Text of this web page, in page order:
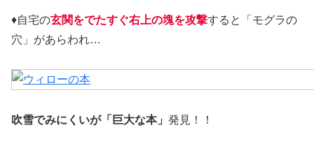
♦自宅の玄関をでたすぐ右上の塊を攻撃すると「モグラの
穴」があらわれ…
吹雪でみにくいが「巨大な本」 発見！！